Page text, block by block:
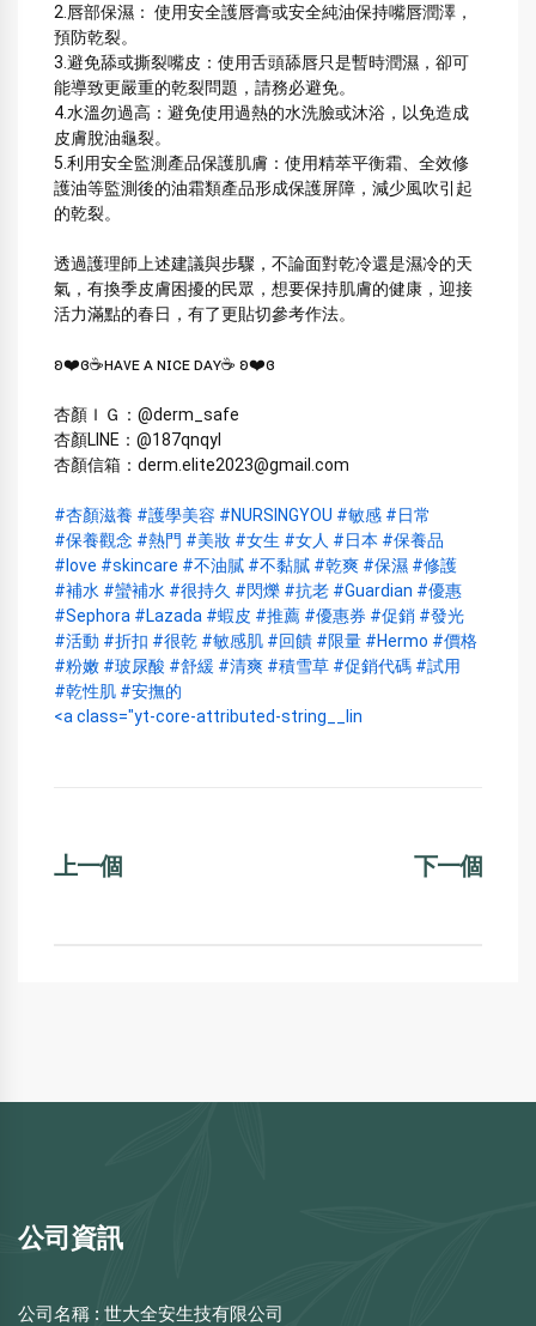
2.唇部保濕： 使用安全護唇膏或安全純油保持嘴唇潤澤，
預防乾裂。
3.避免舔或撕裂嘴皮：使用舌頭舔唇只是暫時潤濕，卻可
能導致更嚴重的乾裂問題，請務必避免。
4.水溫勿過高：避免使用過熱的水洗臉或沐浴，以免造成
皮膚脫油龜裂。
5.利用安全監測產品保護肌膚：使用精萃平衡霜、全效修
護油等監測後的油霜類產品形成保護屏障，減少風吹引起
的乾裂。
透過護理師上述建議與步驟，不論面對乾冷還是濕冷的天
氣，有換季皮膚困擾的民眾，想要保持肌膚的健康，迎接
活力滿點的春日，有了更貼切參考作法。
ʚ❤️ɞ☕️ʜᴀᴠᴇ ᴀ ɴɪᴄᴇ ᴅᴀʏ☕️ ʚ❤️ɞ
杏顏ＩＧ：@derm_safe
杏顏LINE：@187qnqyl
杏顏信箱：derm.elite2023@gmail.com
#杏顏滋養 #護學美容 #NURSINGYOU #敏感 #日常
#保養觀念 #熱門 #美妝 #女生 #女人 #日本 #保養品
#love #skincare #不油膩 #不黏膩 #乾爽 #保濕 #修護
#補水 #蠻補水 #很持久 #閃爍 #抗老 #Guardian #優惠
#Sephora #Lazada #蝦皮 #推薦 #優惠券 #促銷 #發光
#活動 #折扣 #很乾 #敏感肌 #回饋 #限量 #Hermo #價格
#粉嫩 #玻尿酸 #舒緩 #清爽 #積雪草 #促銷代碼 #試用
#乾性肌 #安撫的
<a class="yt-core-attributed-string__lin
上一個 下一個
公司資訊
公司名稱 : 世大全安生技有限公司